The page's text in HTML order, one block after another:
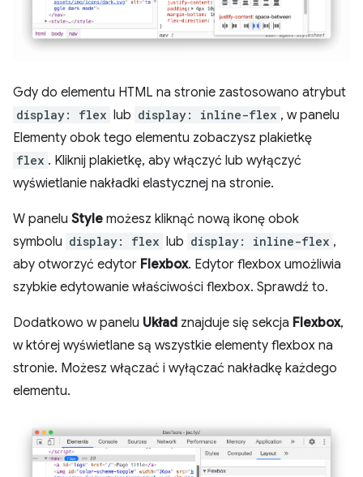
Gdy do elementu HTML na stronie zastosowano atrybut
display: flex lub display: inline-flex , w panelu
Elementy obok tego elementu zobaczysz plakietkę
flex . Kliknij plakietkę, aby włączyć lub wyłączyć
wyświetlanie nakładki elastycznej na stronie.
W panelu Style możesz kliknąć nową ikonę obok
symbolu display: flex lub display: inline-flex ,
aby otworzyć edytor Flexbox. Edytor flexbox umożliwia
szybkie edytowanie właściwości flexbox. Sprawdź to.
Dodatkowo w panelu Układ znajduje się sekcja Flexbox,
w której wyświetlane są wszystkie elementy flexbox na
stronie. Możesz włączać i wyłączać nakładkę każdego
elementu.